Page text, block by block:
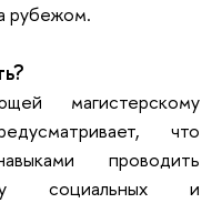
рубежом.
магистерскому
что
проводить
социальных и